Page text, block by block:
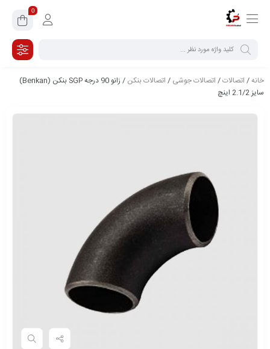
0
خانه/ اتصالات/ اتصالات جوشی / اتصالات بنکن
/ زانو 90 درجه SGP بنکن (Benkan)
سایز 2.1/2 اینچ